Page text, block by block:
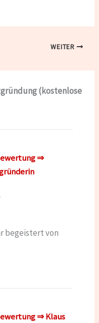
WEITER
(kostenlose
⇒
begeistert von
⇒ Klaus